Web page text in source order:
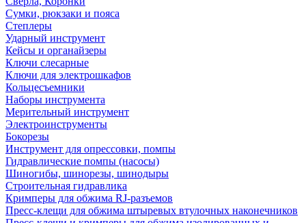
Сумки, рюкзаки и пояса
Степлеры
Ударный инструмент
Кейсы и органайзеры
Ключи слесарные
Ключи для электрошкафов
Кольцесъемники
Наборы инструмента
Мерительный инструмент
Электроинструменты
Бокорезы
Инструмент для опрессовки, помпы
Гидравлические помпы (насосы)
Шиногибы, шинорезы, шинодыры
Строительная гидравлика
Кримперы для обжима RJ-разъемов
Пресс-клещи для обжима штыревых втулочных наконечников